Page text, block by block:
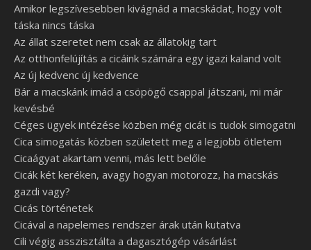
Amikor legszívesebben kivágnád a macskádat, hogy volt
táska nincs táska
Az állat szeretet nem csak az állatokig tart
Az otthonfelújítás a cicáink számára egy igazi kaland volt
Az új kedvenc új kedvence
Bár a macskánk imád a csöpögő csappal játszani, mi már
kevésbé
Céges ügyek intézése közben még cicát is tudok simogatni
Cica simogatás közben született meg a legjobb ötletem
Cicaágyat akartam venni, más lett belőle
Cicák két keréken, avagy hogyan motorozz, ha macskás
gazdi vagy?
Cicás történetek
Cicával a napelemes rendszer árak után kutatva
Cili végig asszisztálta a dagasztógép vásárlást